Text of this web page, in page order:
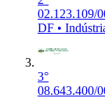
02.123.109/
DF •
3°
08.643.400/